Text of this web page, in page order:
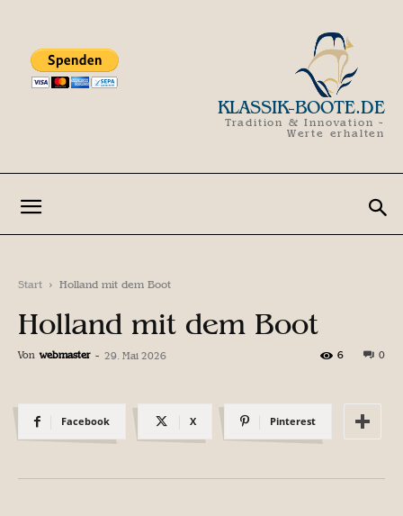
KLASSIK-BOOTE.DE
Tradition & Innovation -
Werte erhalten
Start Holland mit dem Boot
Holland mit dem Boot
Von webmaster - 29. Mai 2026 0
6
Facebook X Pinterest